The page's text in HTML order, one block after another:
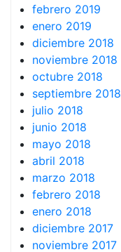
febrero 2019
enero 2019
diciembre 2018
noviembre 2018
octubre 2018
septiembre 2018
julio 2018
junio 2018
mayo 2018
abril 2018
marzo 2018
febrero 2018
enero 2018
diciembre 2017
noviembre 2017